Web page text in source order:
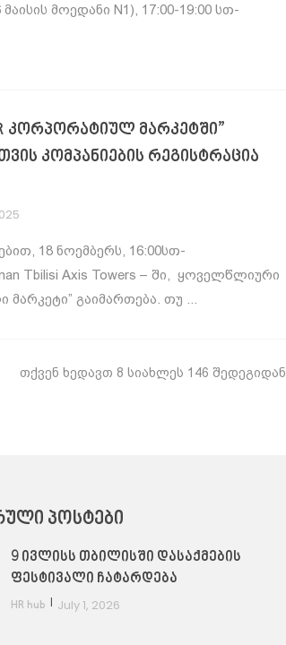
მოედანი N1), 17:00-19:00 სთ-
კორპორატიულ მარკეტში”
კომპანიების რეგისტრაცია
18 ნოემბერს, 16:00სთ-
Tbilisi Axis Towers – ში, ყოველწლიური
მარკეტი” გაიმართება. თუ ...
თქვენ ხედავთ 8 სიახლეს 146 შედეგიდან
ᲞᲝᲡᲢᲔᲑᲘ
9 ივლისს თბილისში დასაქმების
ფესტივალი ჩატარდება
HR hub | July 1, 2026